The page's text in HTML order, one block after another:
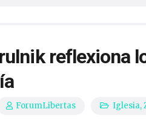
reflexiona
ForumLibertas Iglesia,